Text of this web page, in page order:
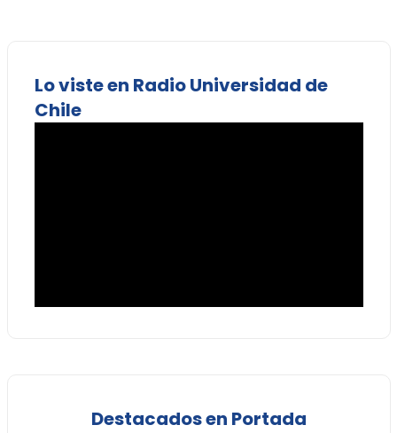
Lo viste en Radio Universidad de
Chile
Destacados en Portada